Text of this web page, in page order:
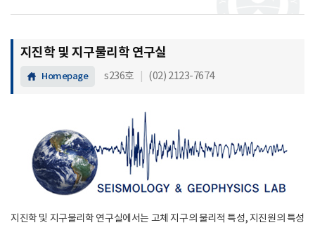
지진학 및 지구물리학 연구실
Homepage s236호 (02) 2123-7674
지진학 및 지구물리학 연구실에서는 고체 지구의 물리적 특성, 지진원의 특성